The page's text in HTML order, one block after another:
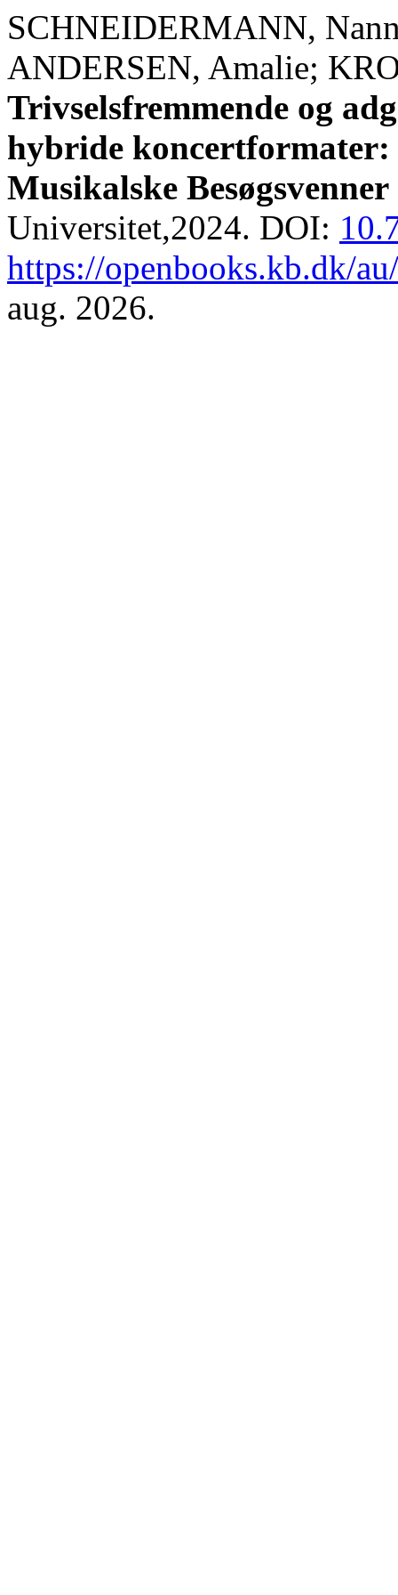
SCHNEIDERMANN,
ANDERSEN, Amalie;
Trivselsfremmende og
hybride
Musikalske
Universitet,2024. DOI:
https://openbooks.kb.dk/
aug. 2026.